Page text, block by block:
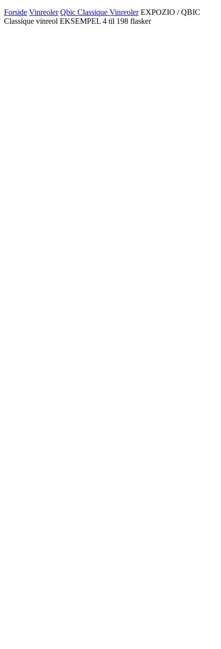
Forside Vinreoler Qbic Classique Vinreoler EXPOZIO / QBIC
Classique vinreol EKSEMPEL 4 til 198 flasker